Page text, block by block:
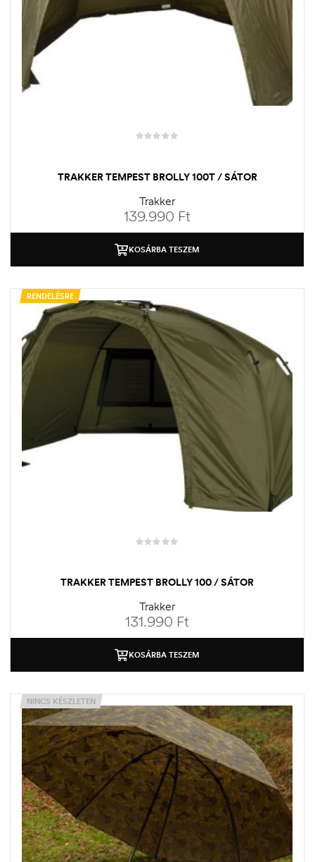
TRAKKER TEMPEST BROLLY 100T / SÁTOR
Trakker
139.990 Ft
KOSÁRBA TESZEM
RENDELÉSRE
TRAKKER TEMPEST BROLLY 100 / SÁTOR
Trakker
131.990 Ft
KOSÁRBA TESZEM
NINCS KÉSZLETEN